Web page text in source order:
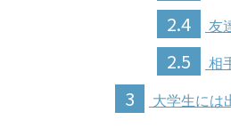
2.4 友
2.5 相
3 大学生には